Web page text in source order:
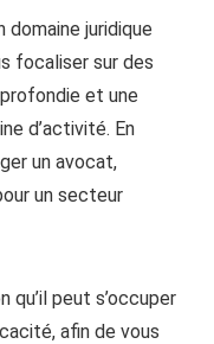
domaine juridique
focaliser sur des
et une
d’activité. En
un avocat,
un secteur
peut s’occuper
afin de vous